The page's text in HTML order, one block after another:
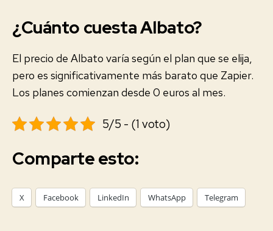
¿Cuánto cuesta Albato?
El precio de Albato varía según el plan que se elija,
pero es significativamente más barato que Zapier.
Los planes comienzan desde 0 euros al mes.
5/5 - (1 voto)
Comparte esto:
X Facebook LinkedIn WhatsApp Telegram